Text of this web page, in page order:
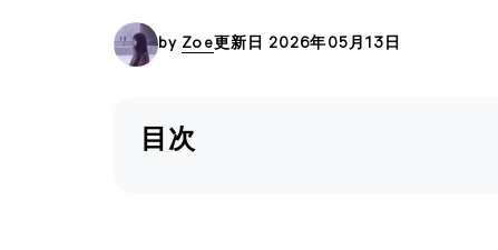
by Zoe更新日 2026年05月13日
目次